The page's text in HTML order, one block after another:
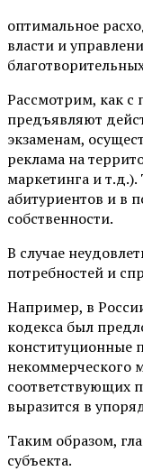
оптимальное
власти и
Рассмотрим, как
предъявляют
экзаменам,
реклама на
маркетинга и
абитуриентов и в
собственности.
В случае
потребностей и
Например, в
кодекса был
конституционные
некоммерческого
соответствующих
выразится в
Таким образом,
субъекта.